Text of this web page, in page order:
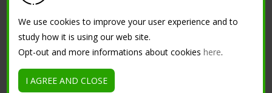
Tutorial
We use cookies to improve your user experience and to
study how it is using our web site.
Opt-out and more informations about cookieshere.
I AGREE AND CLOSE